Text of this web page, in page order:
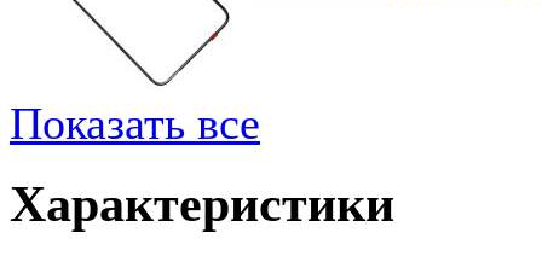
Показать все
Характеристики